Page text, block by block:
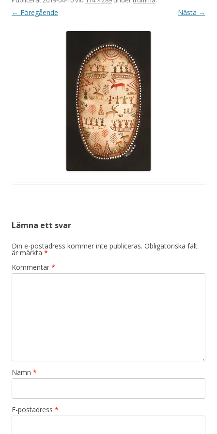
← Föregående Nästa →
Lämna ett svar
Din e-postadress kommer inte publiceras. Obligatoriska fält
är märkta *
Kommentar *
Namn *
E-postadress *